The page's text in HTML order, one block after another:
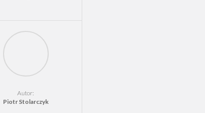
Autor:
Piotr Stolarczyk